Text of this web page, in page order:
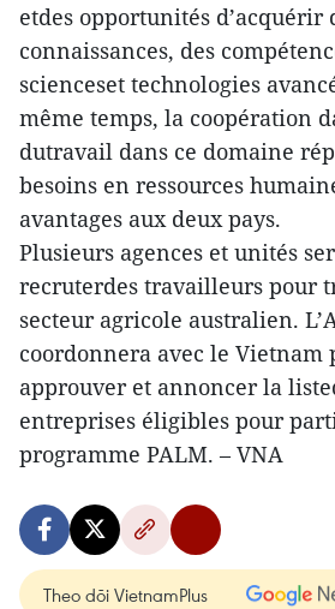
etdes opportunités d’acquérir
connaissances, des
scienceset technologies
même temps, la coopération
dutravail dans ce domaine
besoins en ressources
avantages aux deux pays.
Plusieurs agences et unités
recruterdes travailleurs pour
secteur agricole australien.
coordonnera avec le
approuver et annoncer la
entreprises éligibles pour
programme PALM. – VNA
Theo dõi VietnamPlus